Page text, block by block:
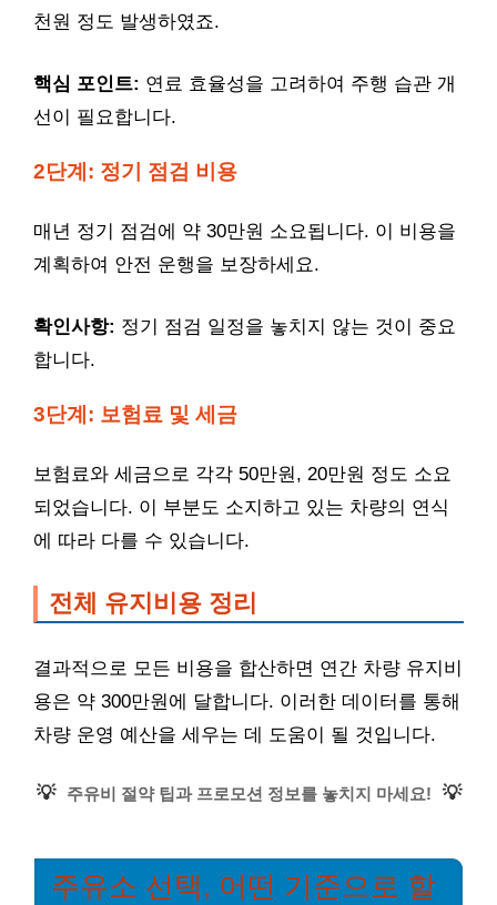
천원 정도 발생하였죠.
핵심 포인트: 연료 효율성을 고려하여 주행 습관 개
선이 필요합니다.
2단계: 정기 점검 비용
매년 정기 점검에 약 30만원 소요됩니다. 이 비용을
계획하여 안전 운행을 보장하세요.
확인사항: 정기 점검 일정을 놓치지 않는 것이 중요
합니다.
3단계: 보험료 및 세금
보험료와 세금으로 각각 50만원, 20만원 정도 소요
되었습니다. 이 부분도 소지하고 있는 차량의 연식
에 따라 다를 수 있습니다.
전체 유지비용 정리
결과적으로 모든 비용을 합산하면 연간 차량 유지비
용은 약 300만원에 달합니다. 이러한 데이터를 통해
차량 운영 예산을 세우는 데 도움이 될 것입니다.
💡 주유비 절약 팁과 프로모션 정보를 놓치지 마세요! 💡
주유소 선택, 어떤 기준으로 할